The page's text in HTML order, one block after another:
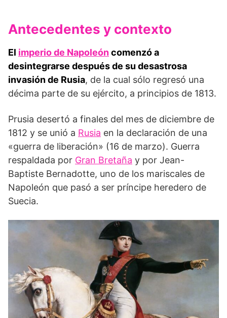
Antecedentes y contexto
El imperio de Napoleóncomenzó a
desintegrarse después de su desastrosa
invasión de Rusia, de la cual sólo regresó una
décima parte de su ejército, a principios de 1813.
Prusia desertó a finales del mes de diciembre de
1812 y se unió a Rusia en la declaración de una
«guerra de liberación» (16 de marzo). Guerra
respaldada por Gran Bretaña y por Jean-
Baptiste Bernadotte, uno de los mariscales de
Napoleón que pasó a ser príncipe heredero de
Suecia.